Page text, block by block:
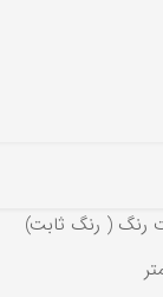
رنگ ( رنگ ثابت)